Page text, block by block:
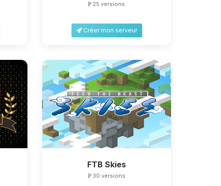
25 versions
Créer mon serveur
FTB Skies
30 versions